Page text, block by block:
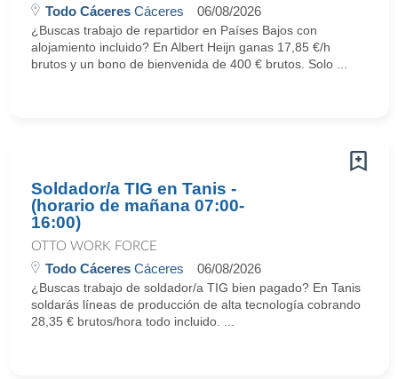
Todo Cáceres Cáceres 06/08/2026
¿Buscas trabajo de repartidor en Países Bajos con
alojamiento incluido? En Albert Heijn ganas 17,85 €/h
brutos y un bono de bienvenida de 400 € brutos. Solo ...
Soldador/a TIG en Tanis -
(horario de mañana 07:00-
16:00)
OTTO WORK FORCE
Todo Cáceres Cáceres 06/08/2026
¿Buscas trabajo de soldador/a TIG bien pagado? En Tanis
soldarás líneas de producción de alta tecnología cobrando
28,35 € brutos/hora todo incluido. ...